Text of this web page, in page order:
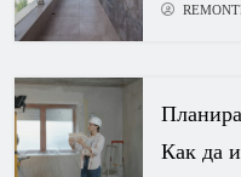
Как да